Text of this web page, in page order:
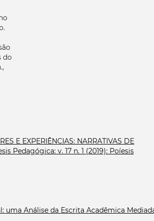
do
E EXPERIÊNCIAS: NARRATIVAS DE
Pedagógica: v. 17 n. 1 (2019): Poíesis
uma Análise da Escrita Acadêmica